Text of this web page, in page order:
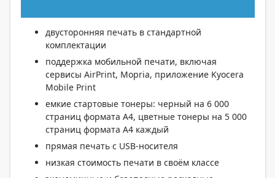
двусторонняя печать в стандартной
комплектации
поддержка мобильной печати, включая
сервисы AirPrint, Mopria, приложение Kyocera
Mobile Print
емкие стартовые тонеры: черный на 6 000
страниц формата А4, цветные тонеры на 5 000
страниц формата А4 каждый
прямая печать с USB-носителя
низкая стоимость печати в своём классе